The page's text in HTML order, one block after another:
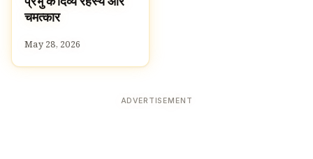
चमत्कार
May 28, 2026
ADVERTISEMENT